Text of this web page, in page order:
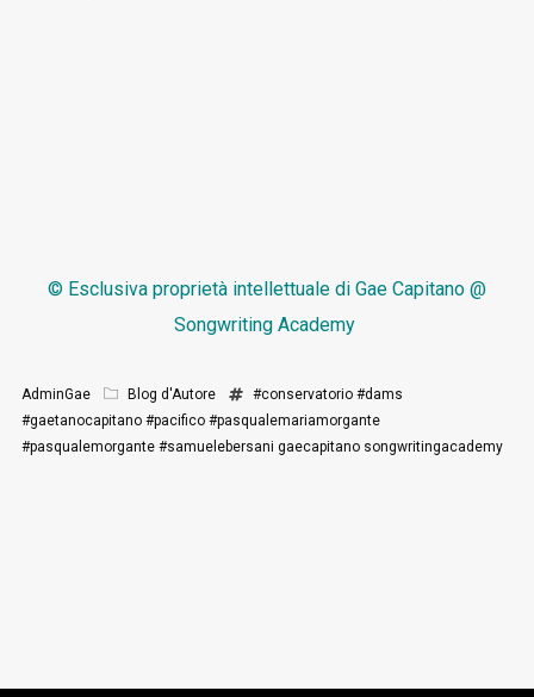
© Esclusiva proprietà intellettuale di Gae Capitano @
Songwriting Academy
AdminGae Blog d'Autore #conservatorio #dams
#gaetanocapitano #pacifico #pasqualemariamorgante
#pasqualemorgante #samuelebersani gaecapitano songwritingacademy